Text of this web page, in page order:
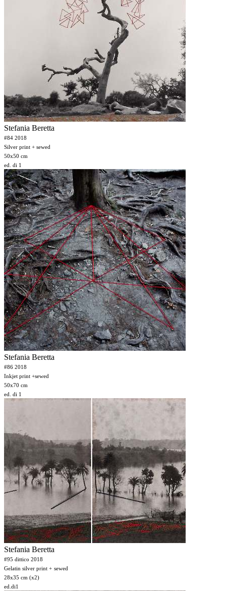
Stefania Beretta
#84 2018
Silver print + sewed
50x50 cm
ed. di 1
Stefania Beretta
#86 2018
Inkjet print +sewed
50x70 cm
ed. di 1
Stefania Beretta
#95 dittico 2018
Gelatin silver print + sewed
28x35 cm (x2)
ed.di1